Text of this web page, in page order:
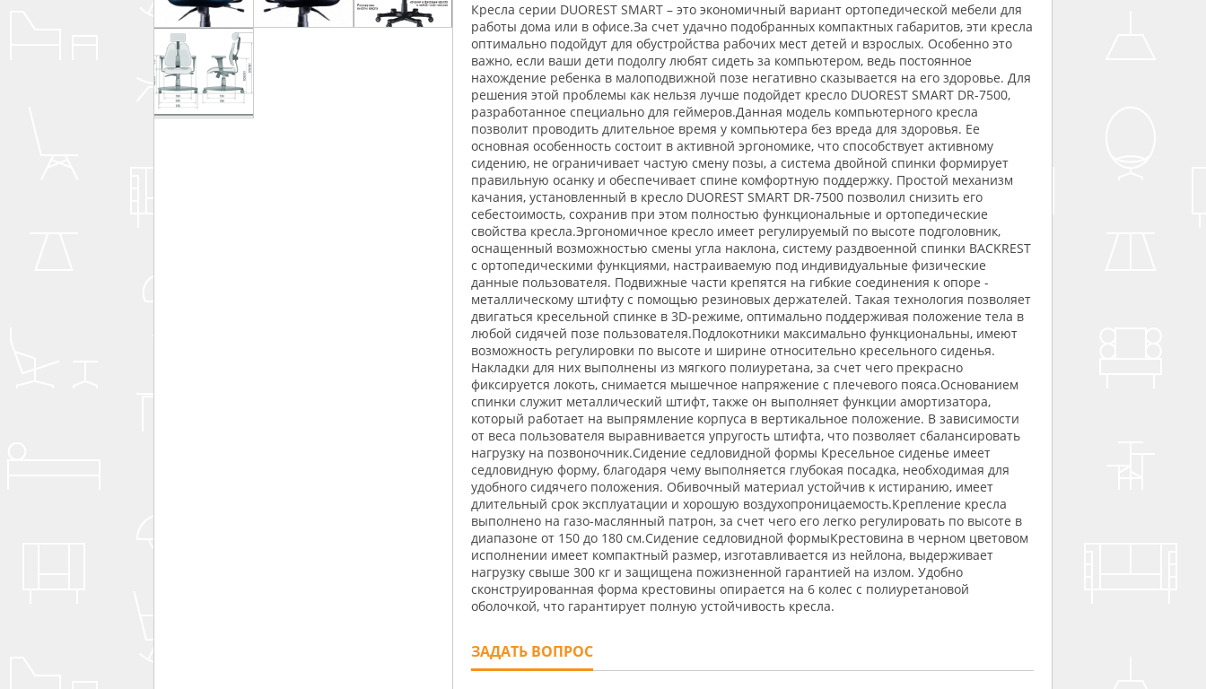
Кресла серии DUOREST SMART – это экономичный вариант ортопедической мебели для
работы дома или в офисе.За счет удачно подобранных компактных габаритов, эти кресла
оптимально подойдут для обустройства рабочих мест детей и взрослых. Особенно это
важно, если ваши дети подолгу любят сидеть за компьютером, ведь постоянное
нахождение ребенка в малоподвижной позе негативно сказывается на его здоровье. Для
решения этой проблемы как нельзя лучше подойдет кресло DUOREST SMART DR-7500,
разработанное специально для геймеров.Данная модель компьютерного кресла
позволит проводить длительное время у компьютера без вреда для здоровья. Ее
основная особенность состоит в активной эргономике, что способствует активному
сидению, не ограничивает частую смену позы, а система двойной спинки формирует
правильную осанку и обеспечивает спине комфортную поддержку. Простой механизм
качания, установленный в кресло DUOREST SMART DR-7500 позволил снизить его
себестоимость, сохранив при этом полностью функциональные и ортопедические
свойства кресла.Эргономичное кресло имеет регулируемый по высоте подголовник,
оснащенный возможностью смены угла наклона, систему раздвоенной спинки BACKREST
с ортопедическими функциями, настраиваемую под индивидуальные физические
данные пользователя. Подвижные части крепятся на гибкие соединения к опоре -
металлическому штифту с помощью резиновых держателей. Такая технология позволяет
двигаться кресельной спинке в 3D-режиме, оптимально поддерживая положение тела в
любой сидячей позе пользователя.Подлокотники максимально функциональны, имеют
возможность регулировки по высоте и ширине относительно кресельного сиденья.
Накладки для них выполнены из мягкого полиуретана, за счет чего прекрасно
фиксируется локоть, снимается мышечное напряжение с плечевого пояса.Основанием
спинки служит металлический штифт, также он выполняет функции амортизатора,
который работает на выпрямление корпуса в вертикальное положение. В зависимости
от веса пользователя выравнивается упругость штифта, что позволяет сбалансировать
нагрузку на позвоночник.Сидение седловидной формы Кресельное сиденье имеет
седловидную форму, благодаря чему выполняется глубокая посадка, необходимая для
удобного сидячего положения. Обивочный материал устойчив к истиранию, имеет
длительный срок эксплуатации и хорошую воздухопроницаемость.Крепление кресла
выполнено на газо-маслянный патрон, за счет чего его легко регулировать по высоте в
диапазоне от 150 до 180 см.Сидение седловидной формыКрестовина в черном цветовом
исполнении имеет компактный размер, изготавливается из нейлона, выдерживает
нагрузку свыше 300 кг и защищена пожизненной гарантией на излом. Удобно
сконструированная форма крестовины опирается на 6 колес с полиуретановой
оболочкой, что гарантирует полную устойчивость кресла.
ЗАДАТЬ ВОПРОС